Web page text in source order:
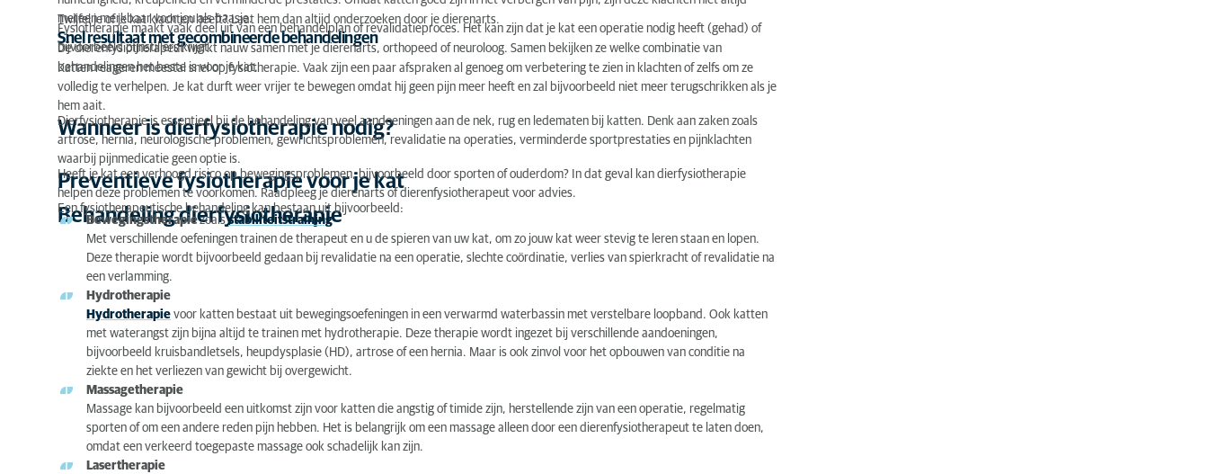
Preventieve fysiotherapie voor je kat
Behandeling dierfysiotherapie
Verschillende therapieën voor je kat
Hoe werkt fysiotherapie voor je kat?
Kies voor een gediplomeerde dierenfysiotherapeut
Kosten van dierfysiotherapie
meteen merkbaar voor jou als baasje.
Twijfel je of je kat klachten heeft? Laat hem dan altijd onderzoeken door je dierenarts.
Snel resultaat met gecombineerde behandelingen
Fysiotherapie maakt vaak deel uit van een behandelplan of revalidatieproces. Het kan zijn dat je kat een operatie nodig heeft (gehad) of
bijvoorbeeld pijnstillers krijgt.
De dierenfysiotherapeut werkt nauw samen met je dierenarts, orthopeed of neuroloog. Samen bekijken ze welke combinatie van
behandelingen het beste is voor je kat.
Katten reageren meestal snel op fysiotherapie. Vaak zijn een paar afspraken al genoeg om verbetering te zien in klachten of zelfs om ze
volledig te verhelpen. Je kat durft weer vrijer te bewegen omdat hij geen pijn meer heeft en zal bijvoorbeeld niet meer terugschrikken als je
hem aait.
Wanneer is dierfysiotherapie nodig?
Dierfysiotherapie is essentieel bij de behandeling van veel aandoeningen aan de nek, rug en ledematen bij katten. Denk aan zaken zoals
artrose, hernia, neurologische problemen, gewrichtsproblemen, revalidatie na operaties, verminderde sportprestaties en pijnklachten
waarbij pijnmedicatie geen optie is.
Preventieve fysiotherapie voor je kat
Heeft je kat een verhoogd risico op bewegingsproblemen, bijvoorbeeld door sporten of ouderdom? In dat geval kan dierfysiotherapie
helpen deze problemen te voorkomen. Raadpleeg je dierenarts of dierenfysiotherapeut voor advies.
Behandeling dierfysiotherapie
Een fysiotherapeutische behandeling kan bestaan uit bijvoorbeeld:
Bewegingstherapiezoalsstabiliteitstraining
Met verschillende oefeningen trainen de therapeut en u de spieren van uw kat, om zo jouw kat weer stevig te leren staan en lopen.
Deze therapie wordt bijvoorbeeld gedaan bij revalidatie na een operatie, slechte coördinatie, verlies van spierkracht of revalidatie na
een verlamming.
Hydrotherapie
Hydrotherapie voor katten bestaat uit bewegingsoefeningen in een verwarmd waterbassin met verstelbare loopband. Ook katten
met waterangst zijn bijna altijd te trainen met hydrotherapie. Deze therapie wordt ingezet bij verschillende aandoeningen,
bijvoorbeeld kruisbandletsels, heupdysplasie (HD), artrose of een hernia. Maar is ook zinvol voor het opbouwen van conditie na
ziekte en het verliezen van gewicht bij overgewicht.
Massagetherapie
Massage kan bijvoorbeeld een uitkomst zijn voor katten die angstig of timide zijn, herstellende zijn van een operatie, regelmatig
sporten of om een andere reden pijn hebben. Het is belangrijk om een massage alleen door een dierenfysiotherapeut te laten doen,
omdat een verkeerd toegepaste massage ook schadelijk kan zijn.
Lasertherapie